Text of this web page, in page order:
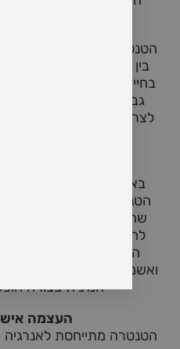
הטנטרה מדגישה את
בין אם מדובר במיניות
בחיים. תרגולים טנטריים
גבוהה יותר, מה שמוביל
לצרכים ולרצונות שלנו
באמצעות עבודה עם
הטנטרה יכולה לסייע
שהצטברו עם השנים. זה
להפחתת חרדות ולשיפור
הטנטרה עוזרת לשחרר
ואשמה סביב מיניות, ובכך
המינית בצורה
העצמה
הטנטרה מתייחסת לאנרגיה